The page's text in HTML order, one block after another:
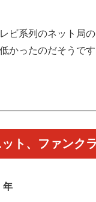
ビ系列のネット局
かったのだそうです
ト、ファンク
年